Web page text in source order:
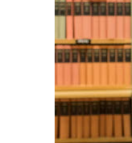
Foto:
vägledning.
student att